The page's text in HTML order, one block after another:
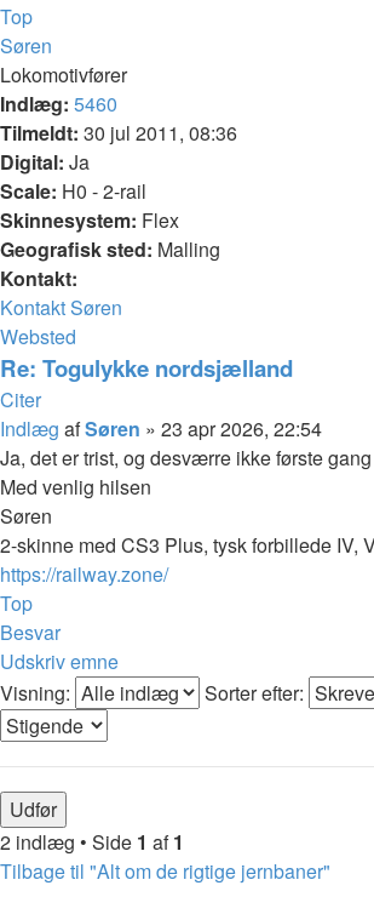
Top
Søren
Lokomotivfører
Indlæg: 5460
Tilmeldt: 30 jul 2011, 08:36
Digital: Ja
Scale: H0 - 2-rail
Skinnesystem: Flex
Geografisk sted: Malling
Kontakt:
Kontakt Søren
Websted
Re: Togulykke nordsjælland
Citer
Indlæg afSøren » 23 apr 2026, 22:54
Ja, det er trist, og desværre ikke første
Med venlig hilsen
Søren
2-skinne med CS3 Plus, tysk forbillede IV,
https://railway.zone/
Top
Besvar
Udskriv emne
Visning:
Sorter efter:
2 indlæg • Side 1 af1
Tilbage til "Alt om de rigtige jernbaner"